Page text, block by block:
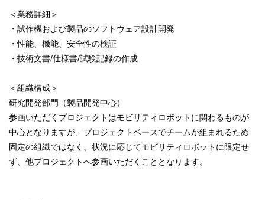
＜業務詳細＞
・試作機および製品のソフトウェア設計開発
・性能、機能、安全性の検証
・技術文書/仕様書/試験記録の作成
＜組織構成＞
研究開発部門（製品開発中心）
参画いただくプロジェクトはモビリティロボットに関わるものが
中心となりますが、プロジェクトベースでチームが組まれるため
固定の組織ではなく、状況に応じてモビリティロボットに限定せ
ず、他プロジェクトへ参画いただくこととなります。